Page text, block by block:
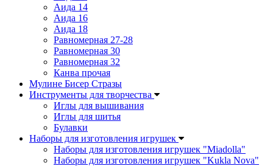
Аида 14
Аида 16
Аида 18
Равномерная 27-28
Равномерная 30
Равномерная 32
Канва прочая
Мулине Бисер Стразы
Инструменты для творчества
Иглы для вышивания
Иглы для шитья
Булавки
Наборы для изготовления игрушек
Наборы для изготовления игрушек "Miadolla"
Наборы для изготовления игрушек "Kukla Nova"